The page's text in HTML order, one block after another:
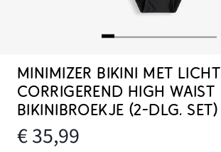
MINIMIZER BIKINI MET LICHT
CORRIGEREND HIGH WAIST
BIKINIBROEKJE (2-DLG. SET)
€ 35,99